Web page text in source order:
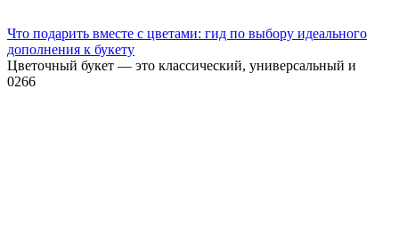
Что подарить вместе с цветами: гид по выбору идеального
дополнения к букету
Цветочный букет — это классический, универсальный и
0266